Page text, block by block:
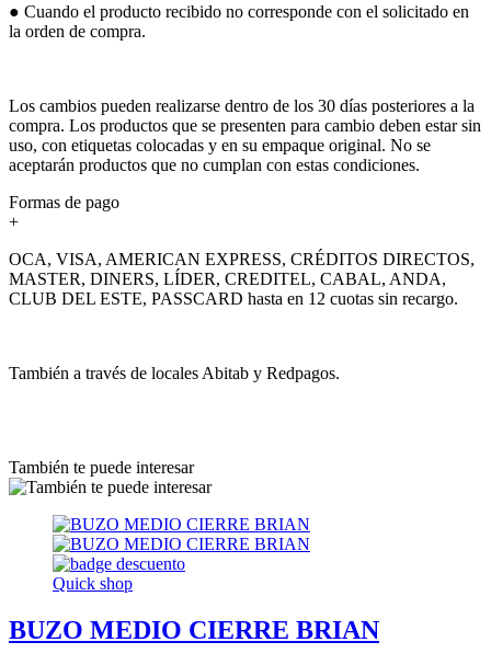
● Cuando el producto recibido no corresponde con el solicitado en
la orden de compra.
Los cambios pueden realizarse dentro de los 30 días posteriores a la
compra. Los productos que se presenten para cambio deben estar sin
uso, con etiquetas colocadas y en su empaque original. No se
aceptarán productos que no cumplan con estas condiciones.
Formas de pago
+
OCA, VISA, AMERICAN EXPRESS, CRÉDITOS DIRECTOS,
MASTER, DINERS, LÍDER, CREDITEL, CABAL, ANDA,
CLUB DEL ESTE, PASSCARD hasta en 12 cuotas sin recargo.
También a través de locales Abitab y Redpagos.
También te puede interesar
Quick shop
BUZO MEDIO CIERRE BRIAN